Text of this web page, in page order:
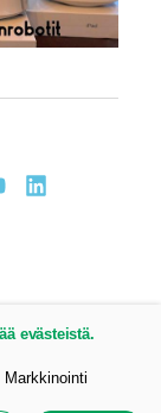
evästeistä.
Markkinointi